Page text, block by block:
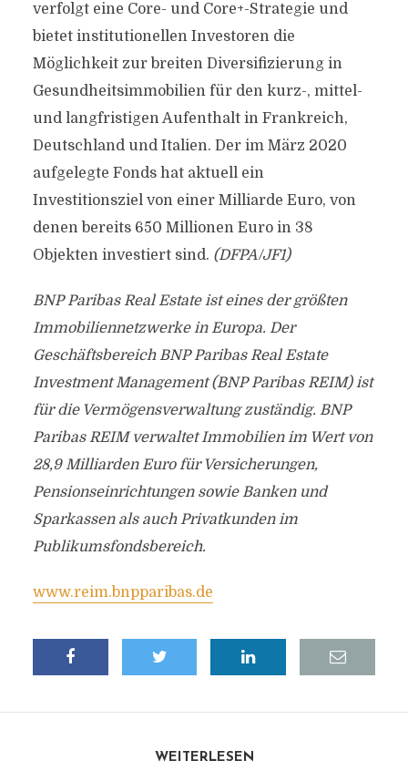
verfolgt eine Core- und Core+-Strategie und
bietet institutionellen Investoren die
Möglichkeit zur breiten Diversifizierung in
Gesundheitsimmobilien für den kurz-, mittel-
und langfristigen Aufenthalt in Frankreich,
Deutschland und Italien. Der im März 2020
aufgelegte Fonds hat aktuell ein
Investitionsziel von einer Milliarde Euro, von
denen bereits 650 Millionen Euro in 38
Objekten investiert sind. (DFPA/JF1)
BNP Paribas Real Estate ist eines der größten
Immobiliennetzwerke in Europa. Der
Geschäftsbereich BNP Paribas Real Estate
Investment Management (BNP Paribas REIM) ist
für die Vermögensverwaltung zuständig. BNP
Paribas REIM verwaltet Immobilien im Wert von
28,9 Milliarden Euro für Versicherungen,
Pensionseinrichtungen sowie Banken und
Sparkassen als auch Privatkunden im
Publikumsfondsbereich.
www.reim.bnpparibas.de
WEITERLESEN